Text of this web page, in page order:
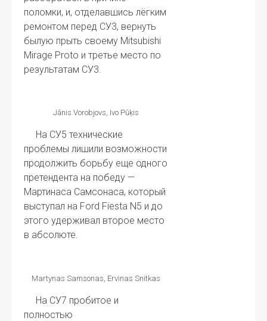
поломки, и, отделавшись лёгким
ремонтом перед СУ3, вернуть
былую прыть своему Mitsubishi
Mirage Proto и третье место по
результатам СУ3.
Jānis Vorobjovs, Ivo Pūķis
На СУ5 технические
проблемы лишили возможности
продолжить борьбу еще одного
претендента на победу —
Мартинаса Самсонаса, который
выступал на Ford Fiesta N5 и до
этого удерживал второе место
в абсолюте.
Martynas Samsonas, Ervinas Snitkas
На СУ7 пробитое и
полностью